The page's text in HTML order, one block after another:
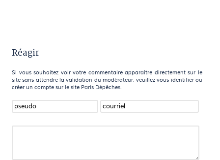
Réagir
Si vous souhaitez voir votre commentaire apparaître directement sur le
site sans attendre la validation du modérateur, veuillez vous identifier ou
créer un compte sur le site Paris Dépêches.